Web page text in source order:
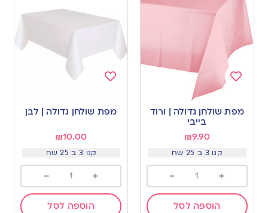
to
מפת שולחן גדולה | ורוד
בייבי
₪9.90
קנו 3 ב 25 שח
+
-
הוספה לסל
to
מפת שולחן גדולה | לבן
₪10.00
קנו 3 ב 25 שח
+
-
הוספה לסל